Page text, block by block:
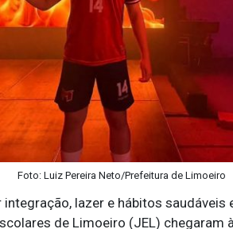
Foto: Luiz Pereira Neto/Prefeitura de Limoeiro
lazer e hábitos saudáveis
de Limoeiro (JEL) chegaram